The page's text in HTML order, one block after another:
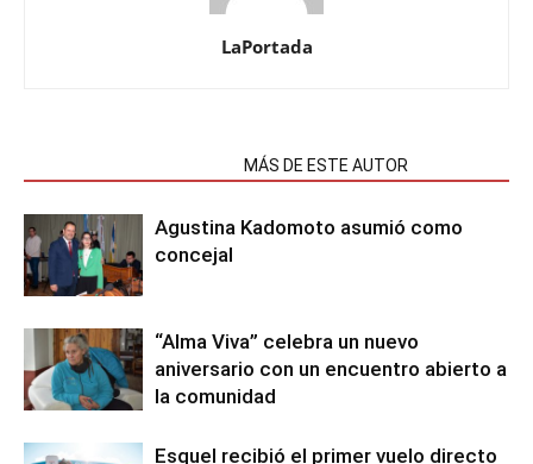
LaPortada
MÁS DE ESTE AUTOR
Agustina Kadomoto asumió como
concejal
“Alma Viva” celebra un nuevo
aniversario con un encuentro abierto a
la comunidad
Esquel recibió el primer vuelo directo